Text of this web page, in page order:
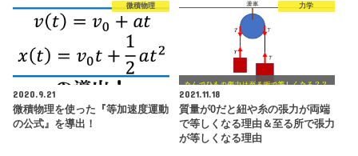
微積物理
2020.9.21
微積物理を使った『等加速度運動
の公式』を導出！
力学
2021.11.18
質量が0だと紐や糸の張力が両端
で等しくなる理由＆至る所で張力
が等しくなる理由